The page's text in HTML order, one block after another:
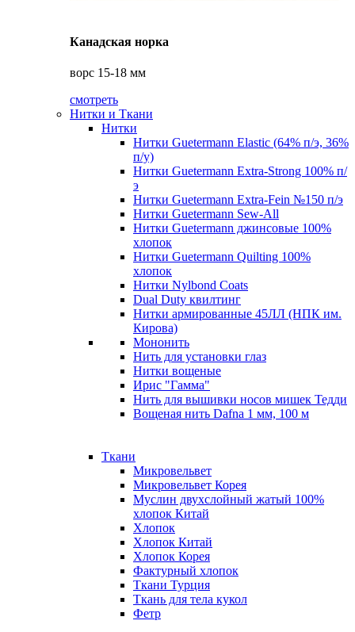
Канадская норка
ворс 15-18 мм
смотреть
Нитки и Ткани
Нитки
Нитки Guetermann Elastic (64% п/э, 36%
п/у)
Нитки Guetermann Extra-Strong 100% п/
э
Нитки Guetermann Extra-Fein №150 п/э
Нитки Guetermann Sew-All
Нитки Guetermann джинсовые 100%
хлопок
Нитки Guetermann Quilting 100%
хлопок
Нитки Nylbond Coats
Dual Duty квилтинг
Нитки армированные 45ЛЛ (НПК им.
Кирова)
Мононить
Нить для установки глаз
Нитки вощеные
Ирис "Гамма"
Нить для вышивки носов мишек Тедди
Вощеная нить Dafna 1 мм, 100 м
Ткани
Микровельвет
Микровельвет Корея
Муслин двухслойный жатый 100%
хлопок Китай
Хлопок
Хлопок Китай
Хлопок Корея
Фактурный хлопок
Ткани Турция
Ткань для тела кукол
Фетр